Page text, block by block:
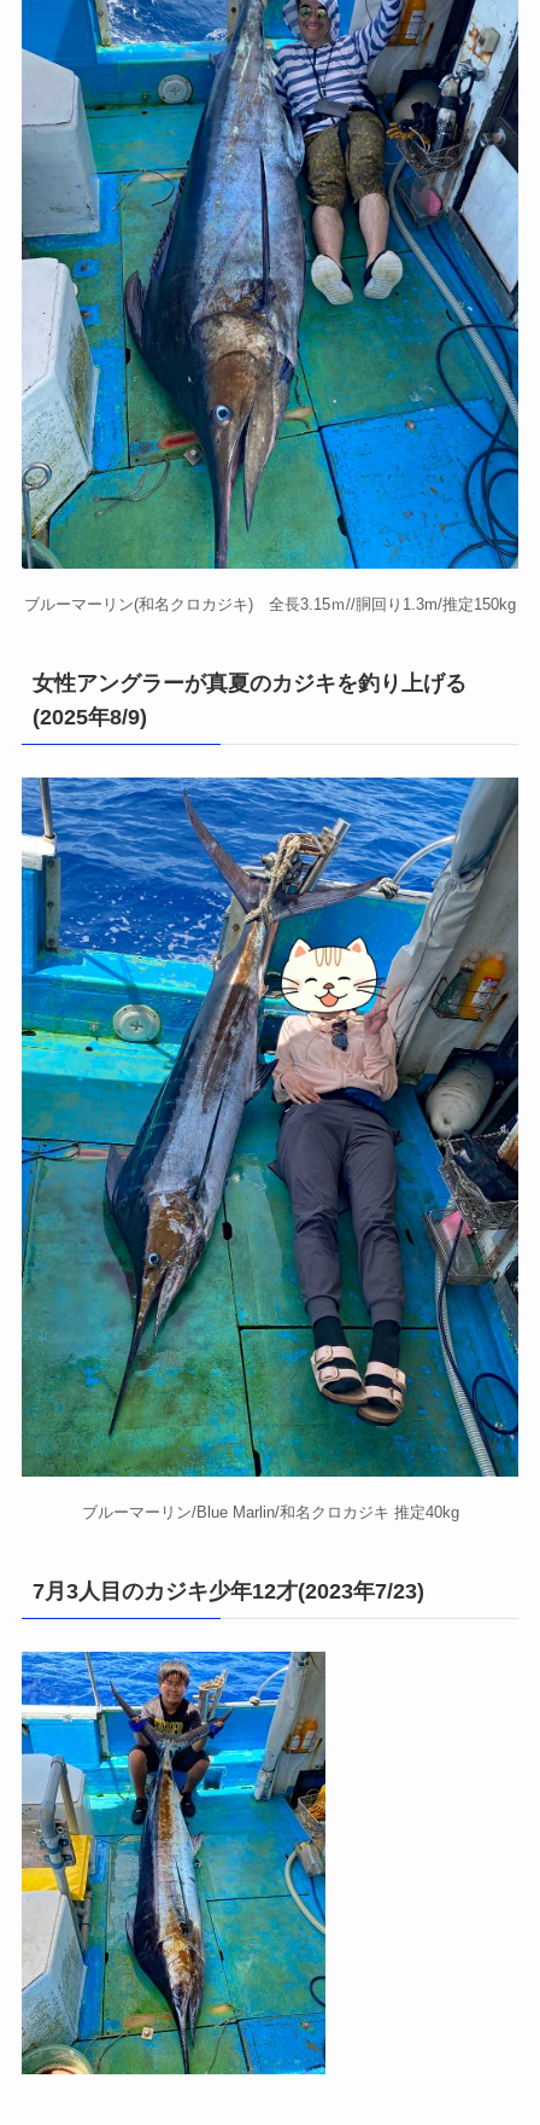
ブルーマーリン(和名クロカジキ) 全長3.15ｍ//胴回り1.3m/推定150kg
女性アングラーが真夏のカジキを釣り上げる
(2025年8/9)
ブルーマーリン/Blue Marlin/和名クロカジキ 推定40kg
7月3人目のカジキ少年12才(2023年7/23)